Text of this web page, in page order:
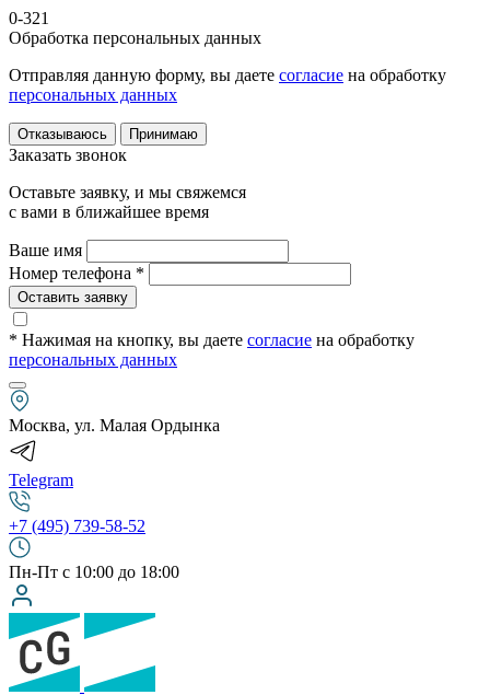
0-321
Обработка персональных данных
Отправляя данную форму, вы даете согласие на обработку
персональных данных
Отказываюсь Принимаю
Заказать звонок
Оставьте заявку, и мы свяжемся
с вами в ближайшее время
Ваше имя
Номер телефона *
Оставить заявку
* Нажимая на кнопку, вы даете согласие на обработку
персональных данных
Москва, ул. Малая Ордынка
Telegram
+7 (495) 739-58-52
Пн-Пт с 10:00 до 18:00